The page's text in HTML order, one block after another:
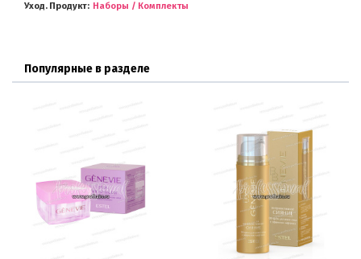
Уход. Продукт
Наборы / Комплекты
Популярные в разделе